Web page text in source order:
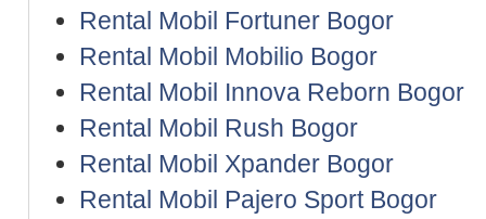
Rental Mobil Fortuner Bogor
Rental Mobil Mobilio Bogor
Rental Mobil Innova Reborn Bogor
Rental Mobil Rush Bogor
Rental Mobil Xpander Bogor
Rental Mobil Pajero Sport Bogor